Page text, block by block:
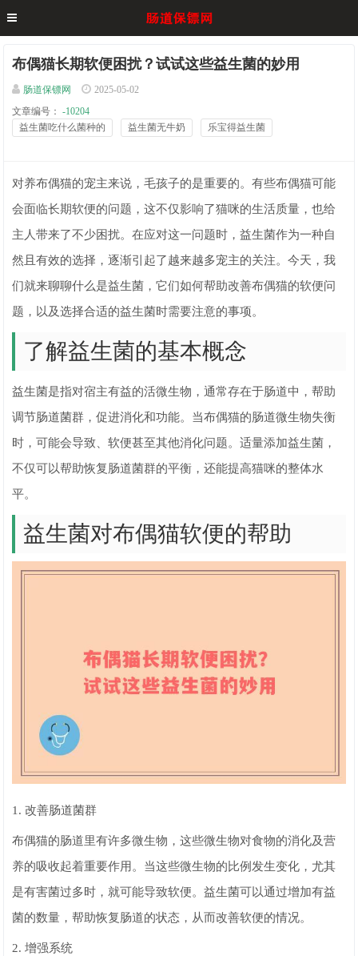
布偶猫长期软便困扰？试试这些益生菌的妙用
肠道保镖网
2025-05-02
文章编号：
-10204
益生菌吃什么菌种的
益生菌无牛奶 乐宝得益生菌
对养布偶猫的宠主来说，毛孩子的是重要的。有些布偶猫可能
会面临长期软便的问题，这不仅影响了猫咪的生活质量，也给
主人带来了不少困扰。在应对这一问题时，益生菌作为一种自
然且有效的选择，逐渐引起了越来越多宠主的关注。今天，我
们就来聊聊什么是益生菌，它们如何帮助改善布偶猫的软便问
题，以及选择合适的益生菌时需要注意的事项。
了解益生菌的基本概念
益生菌是指对宿主有益的活微生物，通常存在于肠道中，帮助
调节肠道菌群，促进消化和功能。当布偶猫的肠道微生物失衡
时，可能会导致、软便甚至其他消化问题。适量添加益生菌，
不仅可以帮助恢复肠道菌群的平衡，还能提高猫咪的整体水
平。
益生菌对布偶猫软便的帮助
1. 改善肠道菌群
布偶猫的肠道里有许多微生物，这些微生物对食物的消化及营
养的吸收起着重要作用。当这些微生物的比例发生变化，尤其
是有害菌过多时，就可能导致软便。益生菌可以通过增加有益
菌的数量，帮助恢复肠道的状态，从而改善软便的情况。
2. 增强系统